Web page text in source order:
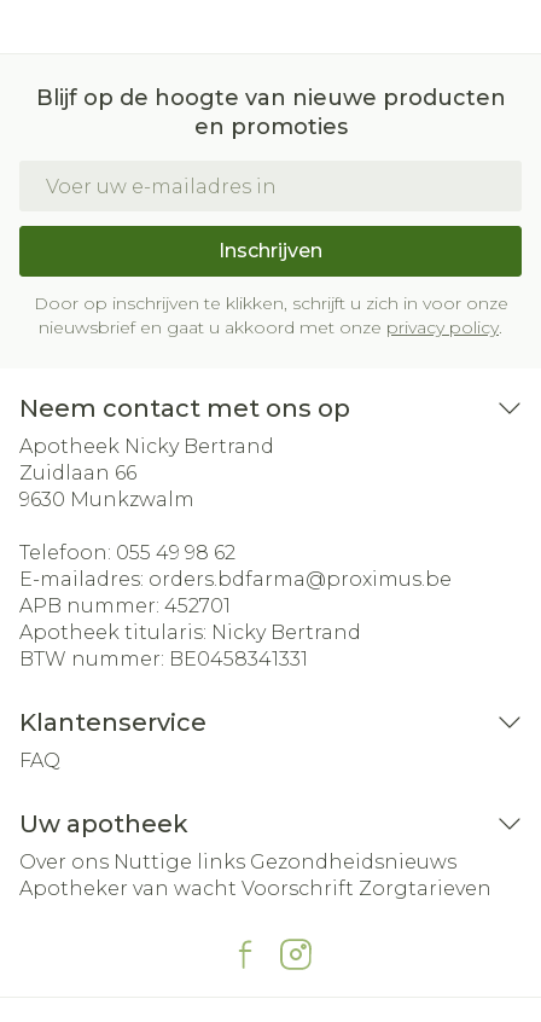
Blijf op de hoogte van nieuwe producten
en promoties
Inschrijven
Door op inschrijven te klikken, schrijft u zich in voor onze
nieuwsbrief en gaat u akkoord met onze privacy policy.
Neem contact met ons op
Apotheek Nicky Bertrand
Zuidlaan 66
9630 Munkzwalm
Telefoon: 055 49 98 62
E-mailadres: orders.bdfarma@proximus.be
APB nummer: 452701
Apotheek titularis: Nicky Bertrand
BTW nummer: BE0458341331
Klantenservice
FAQ
Uw apotheek
Over ons Nuttige links Gezondheidsnieuws
Apotheker van wacht Voorschrift Zorgtarieven